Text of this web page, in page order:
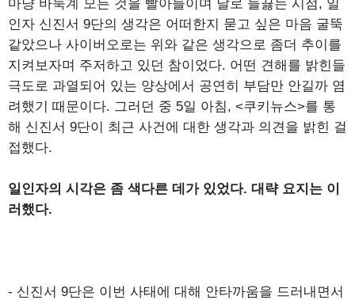
마냥 바둑계 모든 것을 빨아들이며 날로 들끓는 시점, 일
인자 신진서 9단의 생각은 어떠한지 묻고 싶은 마음 굴뚝
같았으나 사이버오로는 위와 같은 생각으로 좀더 추이를
지켜보자며 주저하고 있던 참이었다. 어떤 견해를 밝힌들
극도로 과열되어 있는 양상에서 공연히 부담만 안길까 염
려했기 때문이다. 그러던 중 5일 아침, <쿠키뉴스>를 통
해 신진서 9단이 최근 사건에 대한 생각과 의견을 밝힌 걸
접했다.
일인자의 시각은 좀 색다른 데가 있었다. 대략 요지는 이
러했다.
- 신진서 9단은 이번 사태에 대해 안타까움을 드러내면서